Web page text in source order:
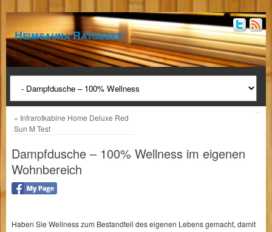
Heimsauna Ratgeber
« Infrarotkabine Home Deluxe Red
Sun M Test
Dampfdusche – 100% Wellness im eigenen
Wohnbereich
Haben Sie Wellness zum Bestandteil des eigenen Lebens gemacht, damit